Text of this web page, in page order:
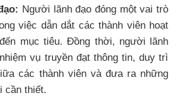
Người lãnh đạo đóng một vai trò
việc dẫn dắt các thành viên hoạt
mục tiêu. Đồng thời, người lãnh
vụ truyền đạt thông tin, duy trì
các thành viên và đưa ra những
cần thiết.